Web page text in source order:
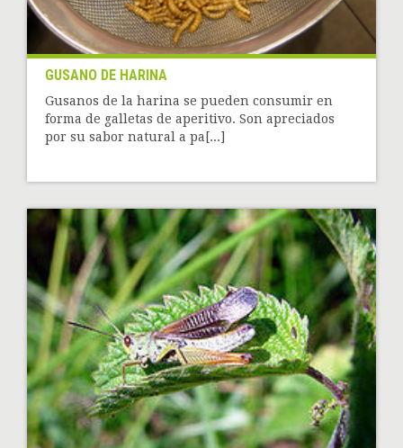
GUSANO DE HARINA
Gusanos de la harina se pueden consumir en
forma de galletas de aperitivo. Son apreciados
por su sabor natural a pa[...]